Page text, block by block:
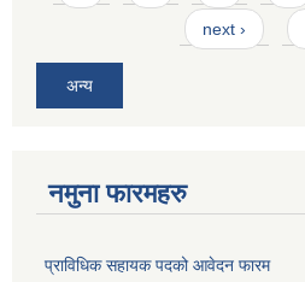
next ›
अन्य
नमुना फारमहरु
प्राविधिक सहायक पदको आवेदन फारम